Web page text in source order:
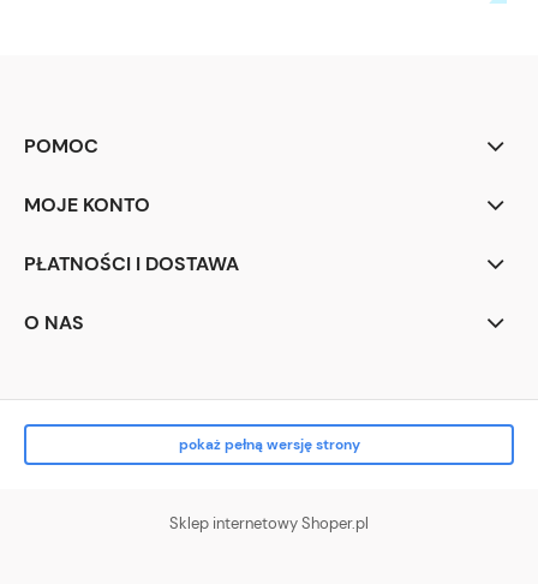
POMOC
MOJE KONTO
PŁATNOŚCI I DOSTAWA
O NAS
pokaż pełną wersję strony
Sklep internetowy Shoper.pl